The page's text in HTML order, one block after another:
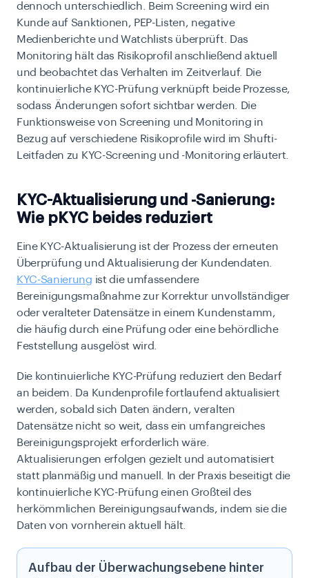
dennoch unterschiedlich. Beim Screening wird ein
Kunde auf Sanktionen, PEP-Listen, negative
Medienberichte und Watchlists überprüft. Das
Monitoring hält das Risikoprofil anschließend aktuell
und beobachtet das Verhalten im Zeitverlauf. Die
kontinuierliche KYC-Prüfung verknüpft beide Prozesse,
sodass Änderungen sofort sichtbar werden. Die
Funktionsweise von Screening und Monitoring in
Bezug auf verschiedene Risikoprofile wird im Shufti-
Leitfaden zu KYC-Screening und -Monitoring erläutert.
KYC-Aktualisierung und -Sanierung:
Wie pKYC beides reduziert
Eine KYC-Aktualisierung ist der Prozess der erneuten
Überprüfung und Aktualisierung der Kundendaten.
KYC-Sanierung ist die umfassendere
Bereinigungsmaßnahme zur Korrektur unvollständiger
oder veralteter Datensätze in einem Kundenstamm,
die häufig durch eine Prüfung oder eine behördliche
Feststellung ausgelöst wird.
Die kontinuierliche KYC-Prüfung reduziert den Bedarf
an beidem. Da Kundenprofile fortlaufend aktualisiert
werden, sobald sich Daten ändern, veralten
Datensätze nicht so weit, dass ein umfangreiches
Bereinigungsprojekt erforderlich wäre.
Aktualisierungen erfolgen gezielt und automatisiert
statt planmäßig und manuell. In der Praxis beseitigt die
kontinuierliche KYC-Prüfung einen Großteil des
herkömmlichen Bereinigungsaufwands, indem sie die
Daten von vornherein aktuell hält.
Aufbau der Überwachungsebene hinter